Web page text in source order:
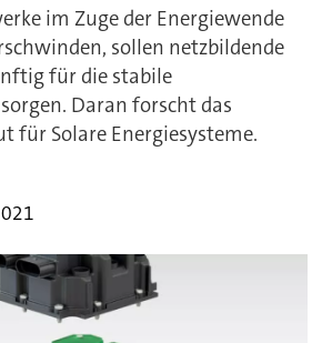
im Zuge der Energiewende
sollen netzbildende
für die stabile
Daran forscht das
für Solare Energiesysteme.